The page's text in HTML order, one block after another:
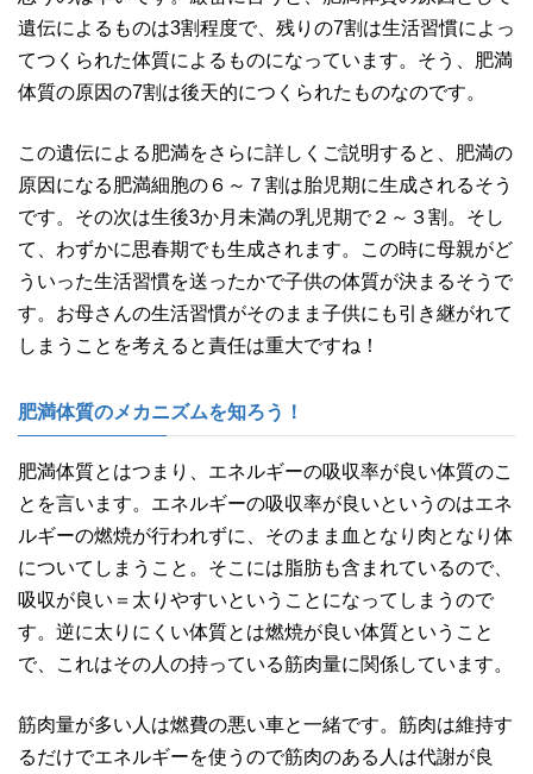
遺伝によるものは3割程度で、残りの7割は生活習慣によっ
てつくられた体質によるものになっています。そう、肥満
体質の原因の7割は後天的につくられたものなのです。
この遺伝による肥満をさらに詳しくご説明すると、肥満の
原因になる肥満細胞の６～７割は胎児期に生成されるそう
です。その次は生後3か月未満の乳児期で２～３割。そし
て、わずかに思春期でも生成されます。この時に母親がど
ういった生活習慣を送ったかで子供の体質が決まるそうで
す。お母さんの生活習慣がそのまま子供にも引き継がれて
しまうことを考えると責任は重大ですね！
肥満体質のメカニズムを知ろう！
肥満体質とはつまり、エネルギーの吸収率が良い体質のこ
とを言います。エネルギーの吸収率が良いというのはエネ
ルギーの燃焼が行われずに、そのまま血となり肉となり体
についてしまうこと。そこには脂肪も含まれているので、
吸収が良い＝太りやすいということになってしまうので
す。逆に太りにくい体質とは燃焼が良い体質ということ
で、これはその人の持っている筋肉量に関係しています。
筋肉量が多い人は燃費の悪い車と一緒です。筋肉は維持す
るだけでエネルギーを使うので筋肉のある人は代謝が良